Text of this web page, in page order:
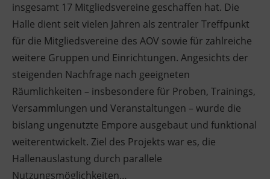
insgesamt 17 Mitgliedsvereine geschaffen hat. Die
Halle dient seit vielen Jahren als zentraler Treffpunkt
für die Mitgliedsvereine des AOV sowie für zahlreiche
weitere Gruppen und Einrichtungen. Angesichts der
steigenden Nachfrage nach geeigneten
Räumlichkeiten – insbesondere für Proben, Trainings,
Versammlungen und Veranstaltungen – wurde die
bislang ungenutzte Empore ausgebaut und funktional
weiterentwickelt. Ziel des Projekts war es, die
Hallenauslastung durch parallele
Nutzungsmöglichkeiten…